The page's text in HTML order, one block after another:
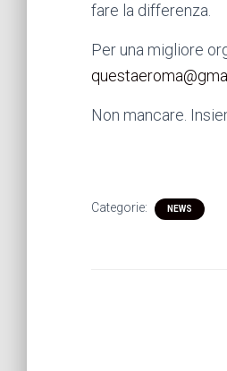
fare la differenza.
Per una migliore
Non mancare.
Categorie: NEWS